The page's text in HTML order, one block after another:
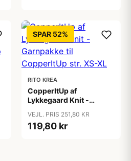
SPAR 52%
RITO KREA
CopperItUp af
Lykkegaard Knit -
CopperItUp str. XS-XL
VEJL. PRIS 251,80 KR
119,80 kr